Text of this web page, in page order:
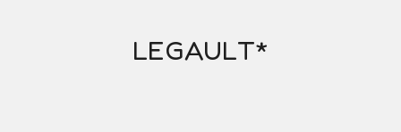
LEGAULT*